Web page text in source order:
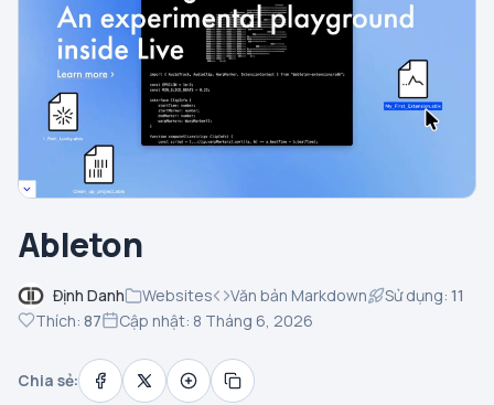
Ableton
Định Danh Websites Văn bản Markdown Sử dụng: 11
Thích: 87 Cập nhật: 8 Tháng 6, 2026
Chia sẻ: